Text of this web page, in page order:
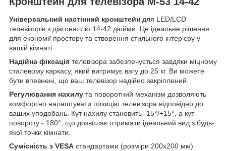
Універсальний настінний кронштейн для LED/LCD
телевізорів з діагоналлю 14-42 дюйми. Це ідеальне рішення
для економії простору та створення стильного інтер'єру у
вашій кімнаті.
Надійна фіксація телевізора забезпечується завдяки міцному
сталевому каркасу, який витримує вагу до 25 кг. Ви можете
бути впевнені, що ваш телевізор надійно закріплений.
Регулювання нахилу та поворотний механізм дозволяють
комфортно налаштувати позицію телевізора відповідно до
ваших уподобань. Кут нахилу становить -15°/+15°, а кут
повороту - 180°, що дозволяє отримати ідеальний вид з будь-
якої точки кімнати.
Сумісність з VESA стандартами (розміри 200x200 мм)